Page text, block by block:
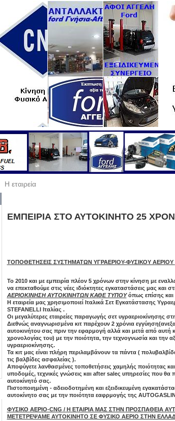
Η εταιρεία
ΕΜΠΕIΡΙΑ ΣΤΟ ΑΥΤΟΚΙΝΗΤΟ 25
ΤΟΠΟΘΕΤΗΣΕΙΣ ΣΥΣΤΗΜΑΤΩΝ ΥΓΡΑΕΡΙΟΥ-ΦΥΣΙΚΟΥ ΑΕΡΙΟΥ
To 2010 και με εμπειρία πλέον 5 χρόνων στην κίνηση με
να επεκταθούμε στις νέες ιδιόκτητες εγκαταστάσεις μας και
ΑΕΡΙΟΚΙΝΗΣΗ ΑΥΤΟΚΙΝΗΤΩΝ ΚΑΘΕ ΤΥΠΟΥόπως επίσης και
Η εταιρεία μας χρησιμοποιεί Ιταλικά Σετ Εγκατάστασης
STEFANELLI Ιταλίας .
Oι μεγαλύτερες εταιρείες παραγωγής σετ υγραεριοκίνησης
Διεθνώς αναγνωρισμένα κιτ παρέχουν 2 χρόνια
αυτοκινήτου σας πριν την εφαρμογή αλλά και μετά από αυτή
χρονολογίας του) με την ποιότητα, την τεχνογνωσία και την
υγραεριοκίνησης.
Τα κιτ μας είναι πλήρη περιλαμβάνουν τα πάντα (
τις βαλβίδες ασφαλείας ).
Αποφύγετε λανθασμένες τοποθετήσεις χαμηλής ποιότητας
υποδομές, τεχνικές γνώσεις και after saleς υπηρεσίες που
αυτοκίνητό σας.
Πιστοποιημένη - αδειοδοτημένη και εξειδικευμένη
αυτοκίνητο σας με την ποιότητα εαφρμογής της
ΦΥΣΙΚΟ ΑΕΡΙΟ-CNG / Η ΕΤΑΙΡΙΑ ΜΑΣ ΣΤΗΝ ΠΡΟΣΠΑΘΕΙΑ
ΜΕΤΕΤΡΕΨΑΜΕ ΑΥΤΟΚΙΝΗΤΟ ΣΕ ΦΥΣΙΚΟ ΑΕΡΙΟ ΣΤΗΝ